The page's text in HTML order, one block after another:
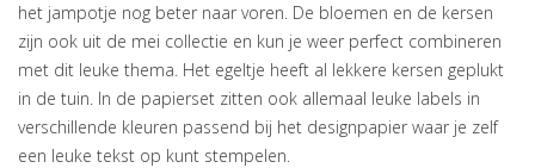
het jampotje nog beter naar voren. De bloemen en de kersen
zijn ook uit de mei collectie en kun je weer perfect combineren
met dit leuke thema. Het egeltje heeft al lekkere kersen geplukt
in de tuin. In de papierset zitten ook allemaal leuke labels in
verschillende kleuren passend bij het designpapier waar je zelf
een leuke tekst op kunt stempelen.